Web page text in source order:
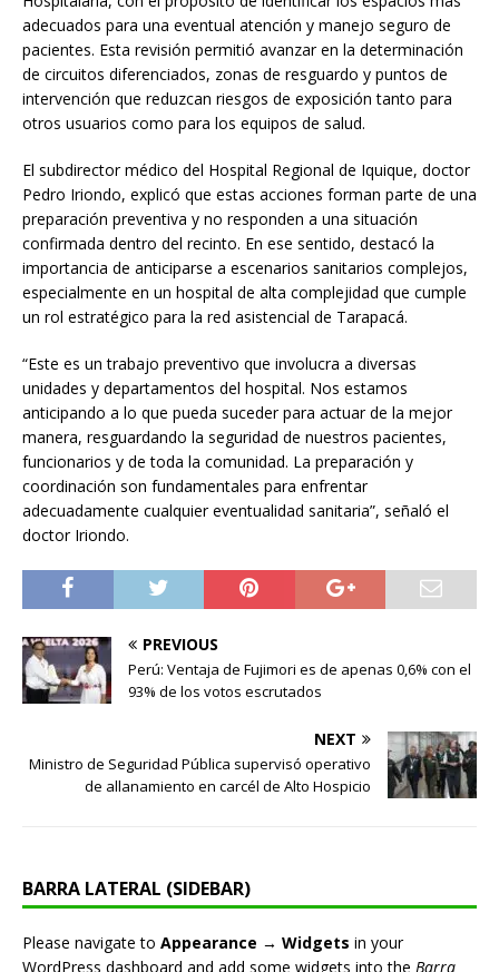
adecuados para una eventual atención y manejo seguro de
pacientes. Esta revisión permitió avanzar en la determinación
de circuitos diferenciados, zonas de resguardo y puntos de
intervención que reduzcan riesgos de exposición tanto para
otros usuarios como para los equipos de salud.
El subdirector médico del Hospital Regional de Iquique, doctor
Pedro Iriondo, explicó que estas acciones forman parte de una
preparación preventiva y no responden a una situación
confirmada dentro del recinto. En ese sentido, destacó la
importancia de anticiparse a escenarios sanitarios complejos,
especialmente en un hospital de alta complejidad que cumple
un rol estratégico para la red asistencial de Tarapacá.
“Este es un trabajo preventivo que involucra a diversas
unidades y departamentos del hospital. Nos estamos
anticipando a lo que pueda suceder para actuar de la mejor
manera, resguardando la seguridad de nuestros pacientes,
funcionarios y de toda la comunidad. La preparación y
coordinación son fundamentales para enfrentar
adecuadamente cualquier eventualidad sanitaria”, señaló el
doctor Iriondo.
PREVIOUS
Perú: Ventaja de Fujimori es de apenas 0,6% con el
93% de los votos escrutados
NEXT
Ministro de Seguridad Pública supervisó operativo
de allanamiento en carcél de Alto Hospicio
BARRA LATERAL (SIDEBAR)
Please navigate to Appearance → Widgets in your
WordPress dashboard and add some widgets into the Barra